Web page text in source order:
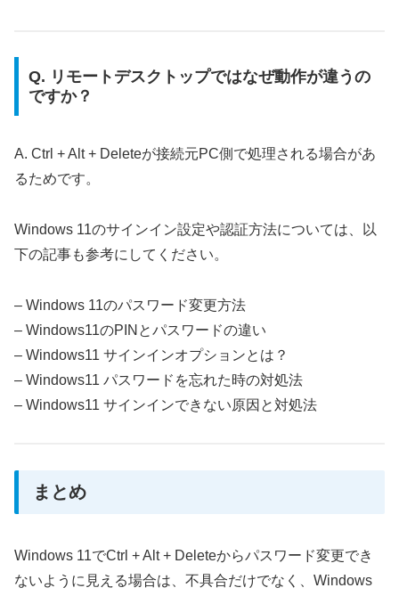
Q. リモートデスクトップではなぜ動作が違うの
ですか？
A. Ctrl + Alt + Deleteが接続元PC側で処理される場合があ
るためです。
Windows 11のサインイン設定や認証方法については、以
下の記事も参考にしてください。
– Windows 11のパスワード変更方法
– Windows11のPINとパスワードの違い
– Windows11 サインインオプションとは？
– Windows11 パスワードを忘れた時の対処法
– Windows11 サインインできない原因と対処法
まとめ
Windows 11でCtrl + Alt + Deleteからパスワード変更でき
ないように見える場合は、不具合だけでなく、Windows